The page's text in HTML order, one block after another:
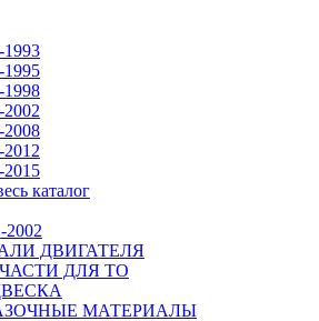
1993
1995
1998
2002
2008
2012
2015
каталог
2002
ДВИГАТЕЛЯ
ДЛЯ ТО
МАТЕРИАЛЫ